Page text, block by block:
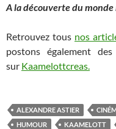
A la découverte du monde
Retrouvez tous nos
postons également
sur Kaamelottcreas.
ALEXANDRE ASTIER
HUMOUR
KAAMELOTT